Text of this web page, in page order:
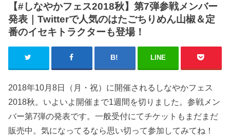
【#しなやかフェス2018秋】第7弾参戦メンバー
発表｜Twitterで人気のはたごちりめん山椒＆定
番のイセキトラクターも登場！
LINE
2018年10月8日（月・祝）に開催されるしなやかフェス
2018秋。いよいよ開催まで1週間を切りました。参戦メン
バー第7弾の発表です。一般受付にてチケットもまだまだ
販売中。気になってるなら思い切って参加してみてね！